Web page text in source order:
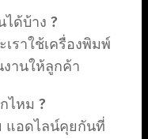
ด้บ้าง ?
เราใช้เครื่องพิมพ์
านให้ลูกค้า
ไหม ?
แอดไลน์คุยกันที่